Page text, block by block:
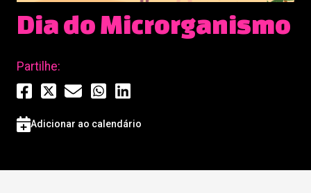
Dia do Microrganismo
Partilhe:
Adicionar ao calendário